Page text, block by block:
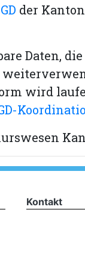
der
Daten,
wird
Kontakt